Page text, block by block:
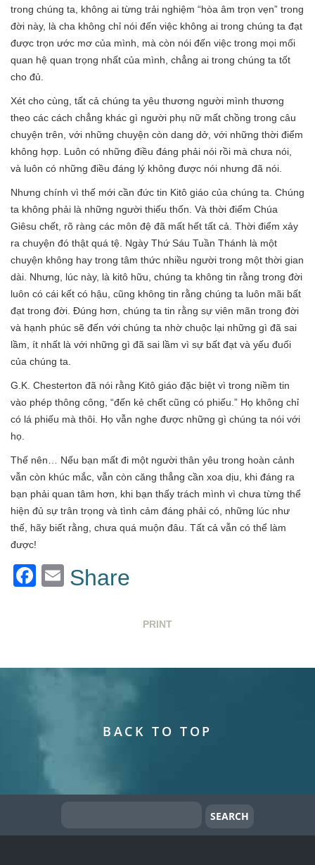
trong chúng ta, không ai từng trải nghiệm “hòa âm trọn vẹn” trong
đời này, là cha không chỉ nói đến việc không ai trong chúng ta đạt
được trọn ước mơ của mình, mà còn nói đến việc trong mọi mối
quan hệ quan trọng nhất của mình, chẳng ai trong chúng ta tốt
cho đủ.
Xét cho cùng, tất cả chúng ta yêu thương người mình thương
theo các cách chẳng khác gì người phụ nữ mất chồng trong câu
chuyện trên, với những chuyện còn dang dở, với những thời điểm
không hợp. Luôn có những điều đáng phải nói rồi mà chưa nói,
và luôn có những điều đáng lý không được nói nhưng đã nói.
Nhưng chính vì thế mới cần đức tin Kitô giáo của chúng ta. Chúng
ta không phải là những người thiếu thốn. Và thời điểm Chúa
Giêsu chết, rõ ràng các môn đệ đã mất hết tất cả. Thời điểm xảy
ra chuyện đó thật quá tệ. Ngày Thứ Sáu Tuần Thánh là một
chuyện không hay trong tâm thức nhiều người trong một thời gian
dài. Nhưng, lúc này, là kitô hữu, chúng ta không tin rằng trong đời
luôn có cái kết có hậu, cũng không tin rằng chúng ta luôn mãi bất
đạt trong đời. Đúng hơn, chúng ta tin rằng sự viên mãn trong đời
và hạnh phúc sẽ đến với chúng ta nhờ chuộc lại những gì đã sai
lầm, ít nhất là với những gì đã sai lầm vì sự bất đạt và yếu đuối
của chúng ta.
G.K. Chesterton đã nói rằng Kitô giáo đặc biệt vì trong niềm tin
vào phép thông công, “đến kẻ chết cũng có phiếu.” Họ không chỉ
có lá phiếu mà thôi. Họ vẫn nghe được những gì chúng ta nói với
họ.
Thế nên… Nếu bạn mất đi một người thân yêu trong hoàn cảnh
vẫn còn khúc mắc, vẫn còn căng thẳng cần xoa dịu, khi đáng ra
bạn phải quan tâm hơn, khi bạn thấy trách mình vì chưa từng thể
hiện đủ sự trân trọng và tình cảm đáng phải có, những lúc như
thế, hãy biết rằng, chưa quá muộn đâu. Tất cả vẫn có thể làm
được!
Facebook
Email
Share
PRINT
BACK TO TOP